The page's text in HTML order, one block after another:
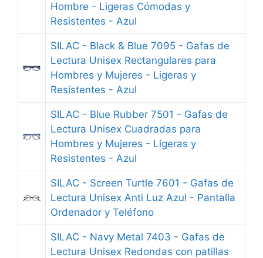
Hombre - Ligeras Cómodas y
Resistentes - Azul
SILAC - Black & Blue 7095 - Gafas de
Lectura Unisex Rectangulares para
Hombres y Mujeres - Ligeras y
Resistentes - Azul
SILAC - Blue Rubber 7501 - Gafas de
Lectura Unisex Cuadradas para
Hombres y Mujeres - Ligeras y
Resistentes - Azul
SILAC - Screen Turtle 7601 - Gafas de
Lectura Unisex Anti Luz Azul - Pantalla
Ordenador y Teléfono
SILAC - Navy Metal 7403 - Gafas de
Lectura Unisex Redondas con patillas